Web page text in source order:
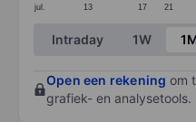
jul. 13 17 21
End of interactive
Intraday 1W
Open een rekening om
grafiek- en analysetools.